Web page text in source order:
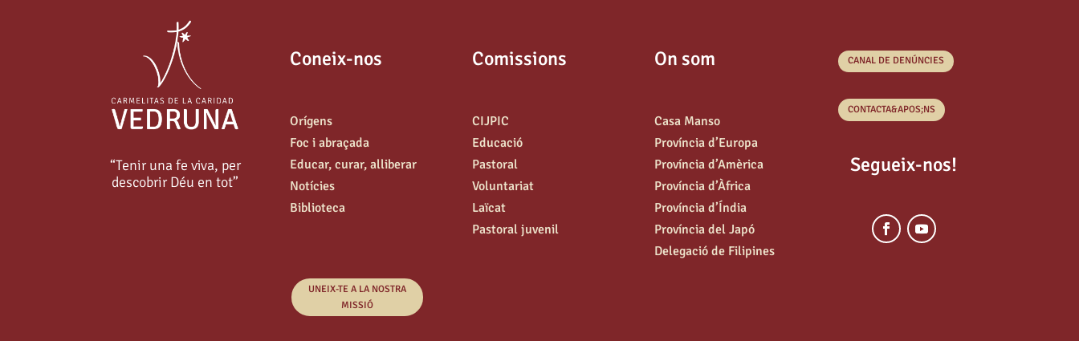
“Tenir una fe viva, per
descobrir Déu en tot”
Coneix-nos
Orígens
Foc i abraçada
Educar, curar, alliberar
Notícies
Biblioteca
UNEIX-TE A LA NOSTRA
MISSIÓ
Comissions
CIJPIC
Educació
Pastoral
Voluntariat
Laïcat
Pastoral juvenil
On som
Casa Manso
Província d’Europa
Província d’Amèrica
Província d’Àfrica
Província d’Índia
Província del Japó
Delegació de Filipines
CANAL DE DENÚNCIES
CONTACTA&APOS;NS
Segueix-nos!